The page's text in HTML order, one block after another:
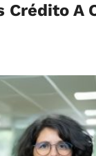
Crédito A